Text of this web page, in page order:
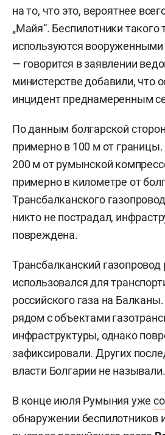
на то, что это, вероятнее
„Майя“. Беспилотники
используются
— говорится в заявлении
министерстве добавили, что
инцидент преднамеренным
По данным болгарской
примерно в 100 м от
200 м от румынской
примерно в километре от
Трансбалканского
никто не пострадал,
повреждена.
Трансбалканский газопровод
использовался для
российского газа на
рядом с объектами
инфраструктуры, однако
зафиксировали. Других
власти Болгарии не называли.
В конце июля Румыния уже
обнаружении беспилотников